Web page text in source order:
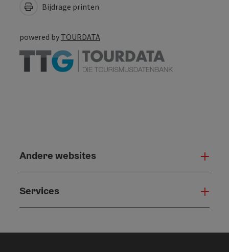
Bijdrage printen
powered by TOURDATA
Andere websites
Services